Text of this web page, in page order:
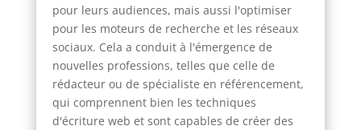
pour leurs audiences, mais aussi l'optimiser
pour les moteurs de recherche et les réseaux
sociaux. Cela a conduit à l'émergence de
nouvelles professions, telles que celle de
rédacteur ou de spécialiste en référencement,
qui comprennent bien les techniques
d'écriture web et sont capables de créer des